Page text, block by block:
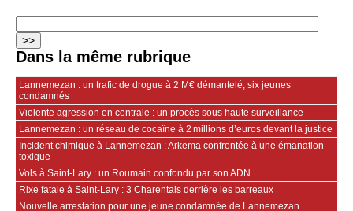
Dans la même rubrique
Lannemezan : un trafic de drogue à 2 M€ démantelé, six jeunes
condamnés
Violente agression en centrale : un procès sous haute surveillance
Lannemezan : un réseau de cocaïne à 2 millions d’euros devant la justice
Incident chimique à Lannemezan : Arkema confrontée à une émanation
toxique
Vols à Saint-Lary : un Roumain confondu par son ADN
Rixe fatale à Saint-Lary : 3 Charentais derrière les barreaux
Nouvelle arrestation pour une jeune condamnée de Lannemezan